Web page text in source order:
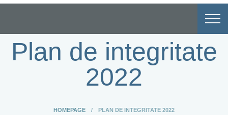
Plan de integritate
2022
HOMEPAGE PLAN DE INTEGRITATE 2022